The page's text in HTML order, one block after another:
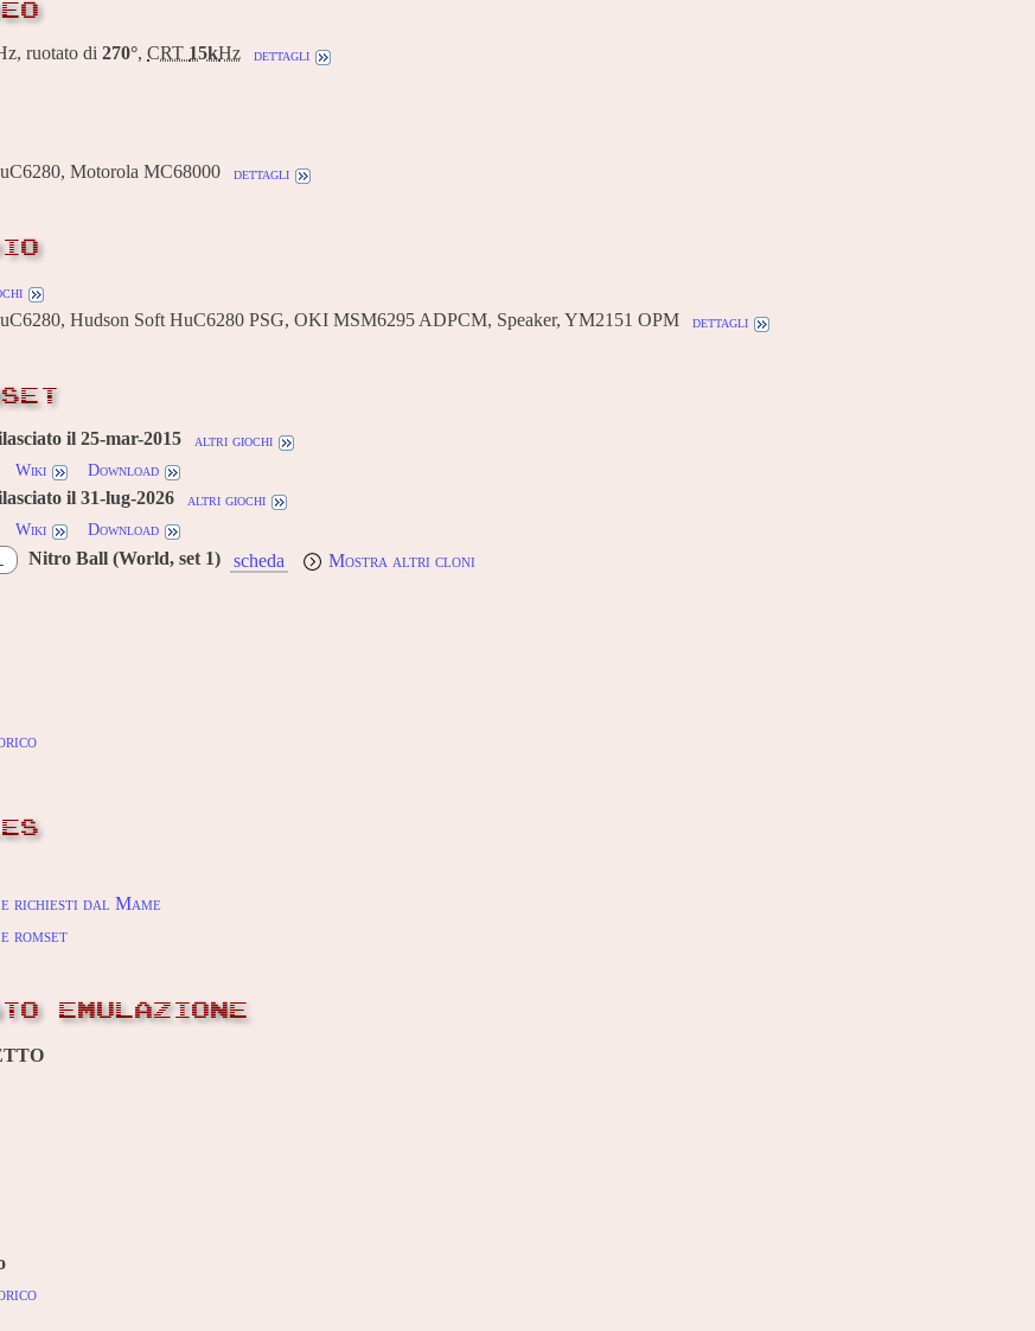
ruotato di 270°, CRT 15kHz dettagli
Motorola MC68000 dettagli
Hudson Soft HuC6280 PSG, OKI MSM6295 ADPCM, Speaker, YM2151 OPM dettagli
il 25-mar-2015
altri giochi
Wiki Download
il 31-lug-2026
altri giochi
Wiki Download
Nitro Ball (World, set 1) scheda Mostra altri cloni
richiesti dal Mame
romset
EMULAZIONE